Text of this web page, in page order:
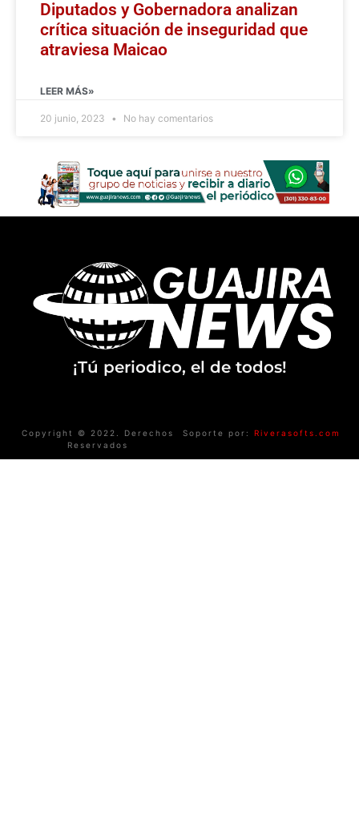
Diputados y Gobernadora analizan
crítica situación de inseguridad que
atraviesa Maicao
LEER MÁS»
20 junio, 2023 No hay comentarios
¡Tú periodico, el de todos!
Copyright © 2022. Derechos
Reservados
Soporte por: Riverasofts.com